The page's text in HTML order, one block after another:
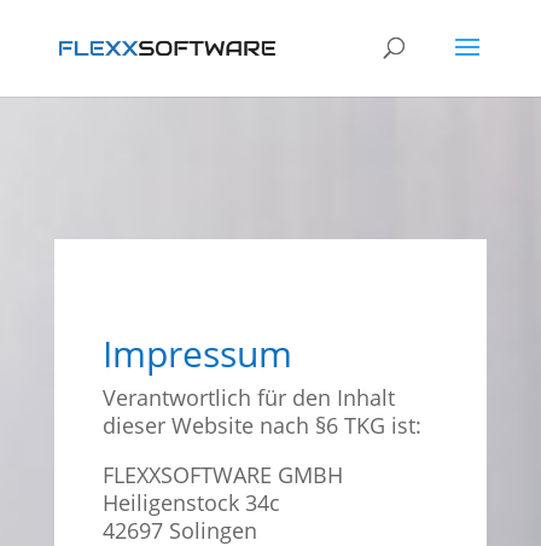
Impressum
Verantwortlich für den Inhalt
dieser Website nach §6 TKG ist:
FLEXXSOFTWARE GMBH
Heiligenstock 34c
42697 Solingen